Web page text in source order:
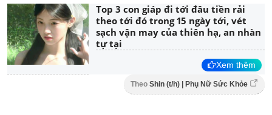
Top 3 con giáp đi tới đâu tiền rải
theo tới đó trong 15 ngày tới, vét
sạch vận may của thiên hạ, an nhàn
tự tại
Xem thêm
Theo Shin (t/h) | Phụ Nữ Sức Khỏe